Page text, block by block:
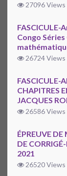
27096 Views
FASCICULE-
Congo
26724 Views
FASCICULE-
CHAPITRES
JACQUES
26586 Views
ÉPREUVE
DE
2021
26520 Views